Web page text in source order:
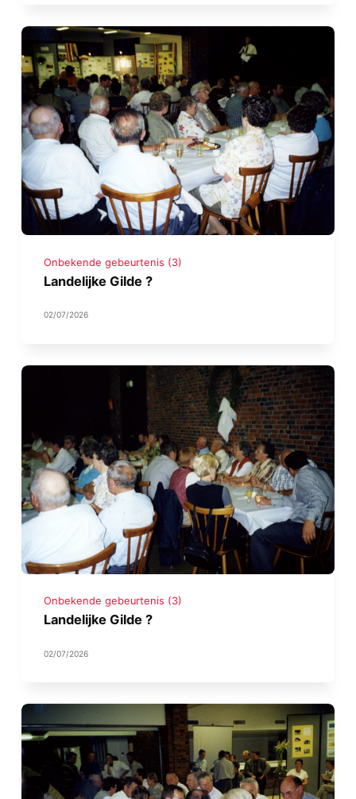
Onbekende gebeurtenis (3)
Landelijke Gilde ?
02/07/2026
Onbekende gebeurtenis (3)
Landelijke Gilde ?
02/07/2026